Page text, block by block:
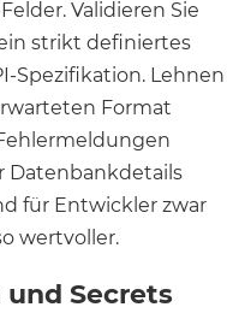
Validieren Sie
strikt definiertes
Spezifikation. Lehnen
Format
Datenbankdetails
für Entwickler zwar
wertvoller.
Secrets